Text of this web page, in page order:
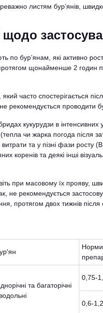
листям бур’янів,
щодо
по бур’янам, які активно
щонайменше 2 годин
який часто спостерігається
рекомендується проводити
кукурудзи в
(тепла чи жарка погода після
та у пізні фази росту
коренів та деякі інші
при масовому їх прояву,
не рекомендується
протягом двох тижнів після
Норми
та багаторічні
0,75-
0,6-1,2